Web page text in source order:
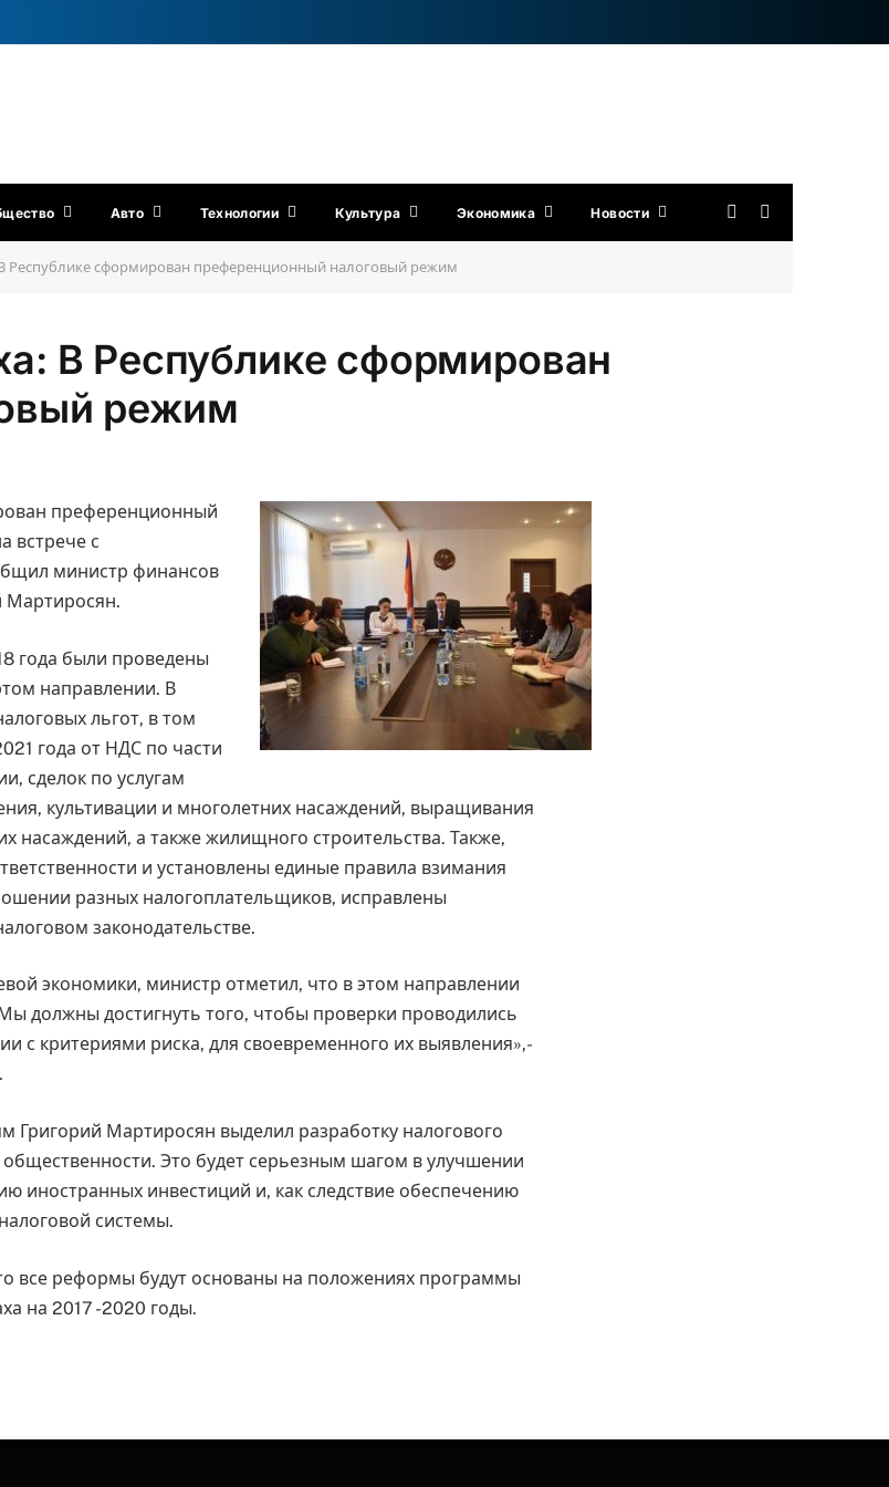
Авто Технологии Культура Экономика Новости
Республике сформирован преференционный налоговый режим
В Республике сформирован
режим
преференционный
встрече с
министр финансов
Мартиросян.
года были проведены
направлении. В
льгот, в том
года от НДС по части
сделок по услугам
культивации и многолетних насаждений, выращивания
насаждений, а также жилищного строительства. Также,
и установлены единые правила взимания
разных налогоплательщиков, исправлены
законодательстве.
экономики, министр отметил, что в этом направлении
должны достигнуть того, чтобы проверки проводились
с критериями риска, для своевременного их выявления»,-
Григорий Мартиросян выделил разработку налогового
Это будет серьезным шагом в улучшении
иностранных инвестиций и, как следствие обеспечению
системы.
все реформы будут основаны на положениях программы
на 2017 -2020 годы.